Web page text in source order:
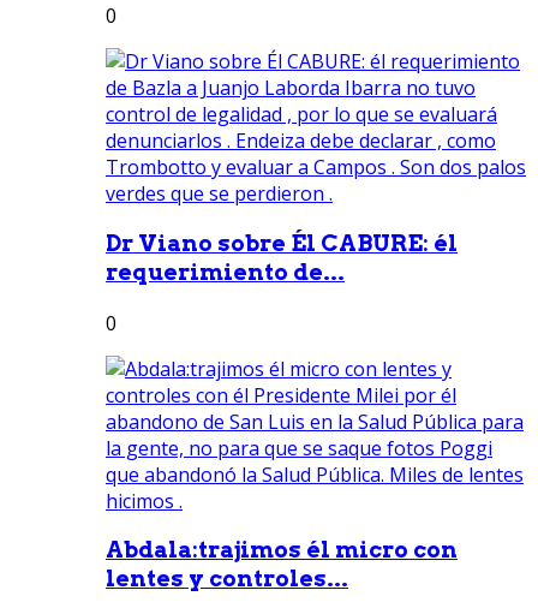
0
Dr Viano sobre Él CABURE: él
requerimiento de...
0
Abdala:trajimos él micro con
lentes y controles...